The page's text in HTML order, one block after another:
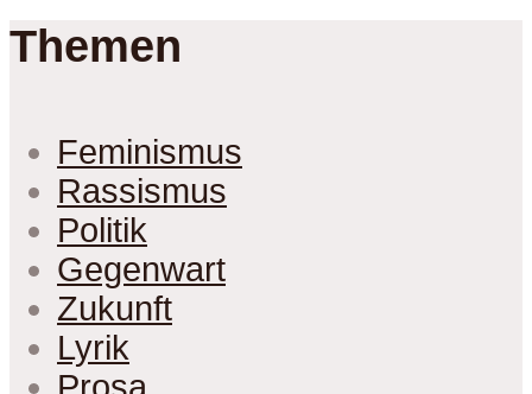
Themen
Feminismus
Rassismus
Politik
Gegenwart
Zukunft
Lyrik